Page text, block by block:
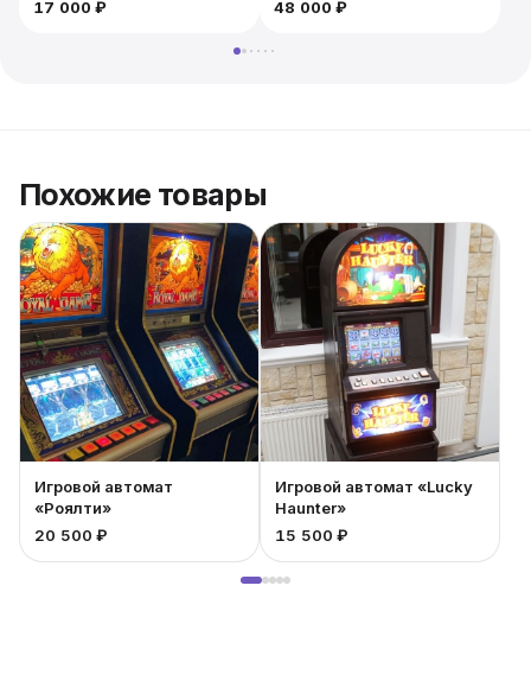
17 000 ₽
48 000 ₽
Похожие товары
Игровой автомат
«Роялти»
20 500 ₽
Игровой автомат «Lucky
Haunter»
15 500 ₽